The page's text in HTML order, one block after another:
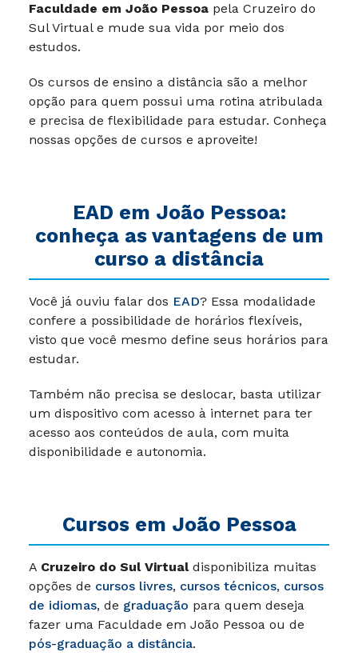
Faculdade em João Pessoa pela Cruzeiro do
Sul Virtual e mude sua vida por meio dos
estudos.
Os cursos de ensino a distância são a melhor
opção para quem possui uma rotina atribulada
e precisa de flexibilidade para estudar. Conheça
nossas opções de cursos e aproveite!
EAD em João Pessoa:
conheça as vantagens de um
curso a distância
Você já ouviu falar dos EAD? Essa modalidade
confere a possibilidade de horários flexíveis,
visto que você mesmo define seus horários para
estudar.
Também não precisa se deslocar, basta utilizar
um dispositivo com acesso à internet para ter
acesso aos conteúdos de aula, com muita
disponibilidade e autonomia.
Cursos em João Pessoa
A Cruzeiro do Sul Virtualdisponibiliza muitas
opções de cursos livres, cursos técnicos, cursos
de idiomas, de graduação para quem deseja
fazer uma Faculdade em João Pessoa ou de
pós-graduação a distância.